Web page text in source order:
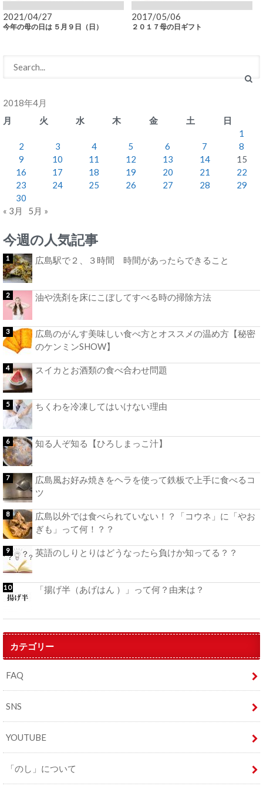
2021/04/27
今年の母の日は ５月９日（日）
2017/05/06
２０１７母の日ギフト
2018年4月
月
火 水 木 金 土
日
1
2
3 4 5 6 7
8
9
10 11 12 13 14
15
16
17 18 19 20 21
22
23
24 25 26 27 28
29
30
« 3月
5月 »
今週の人気記事
広島駅で２、３時間 時間があったらできること
油や洗剤を床にこぼしてすべる時の掃除方法
広島のがんす美味しい食べ方とオススメの温め方【秘密
のケンミンSHOW】
スイカとお酒類の食べ合わせ問題
ちくわを冷凍してはいけない理由
知る人ぞ知る【ひろしまっこ汁】
広島風お好み焼きをヘラを使って鉄板で上手に食べるコ
ツ
広島以外では食べられていない！？「コウネ」に「やお
ぎも」って何！？？
英語のしりとりはどうなったら負けか知ってる？？
「揚げ半（あげはん ）」って何？由来は？
カテゴリー
FAQ
SNS
YOUTUBE
「のし」について